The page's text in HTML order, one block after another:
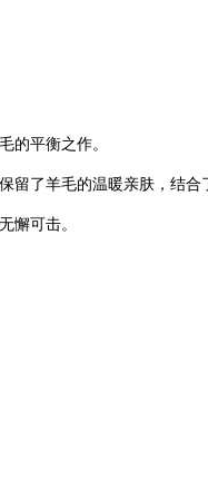
的平衡之作。
留了羊毛的温暖亲肤，结合
懈可击。